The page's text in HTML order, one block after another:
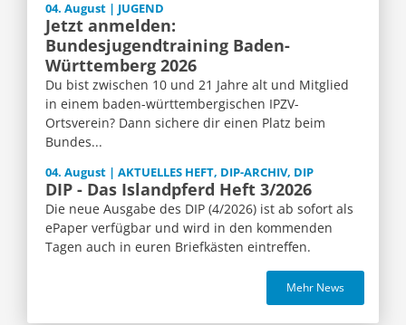
04. August | JUGEND
Jetzt anmelden:
Bundesjugendtraining Baden-
Württemberg 2026
Du bist zwischen 10 und 21 Jahre alt und Mitglied
in einem baden-württembergischen IPZV-
Ortsverein? Dann sichere dir einen Platz beim
Bundes...
04. August | AKTUELLES HEFT, DIP-ARCHIV, DIP
DIP - Das Islandpferd Heft 3/2026
Die neue Ausgabe des DIP (4/2026) ist ab sofort als
ePaper verfügbar und wird in den kommenden
Tagen auch in euren Briefkästen eintreffen.
Mehr News